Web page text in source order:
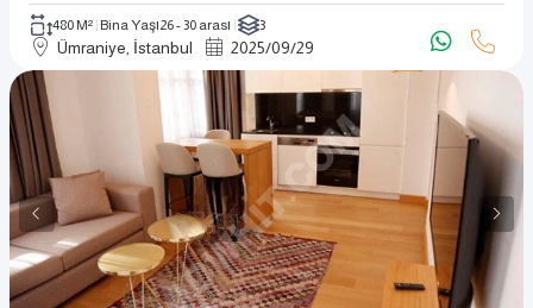
480 M² Bina Yaşı26 - 30 arası 3
Ümraniye, İstanbul 2025/09/29